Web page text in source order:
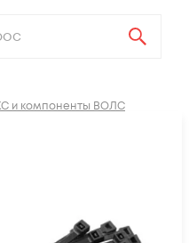
и компоненты ВОЛС